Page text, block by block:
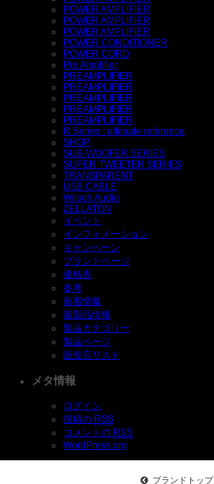
POWER AMPLIFIER
POWER AMPLIFIER
POWER AMPLIFIER
POWER CONDITIONER
POWER CORD
Pre Amplifier
PREAMPLIFIER
PREAMPLIFIER
PREAMPLIFIER
PREAMPLIFIER
PREAMPLIFIER
R Series : ultimate reference
SHOP
SUB-WOOFER SERIES
SUPER TWEETER SERIES
TRANSPARENT
USB CABLE
Wilson Audio
ZELLATON
イベント
インフォメーション
キャンペーン
ブランドページ
価格表
参考
新着情報
新製品情報
製品カテゴリー
製品ページ
販売店リスト
メタ情報
ログイン
投稿の RSS
コメントの RSS
WordPress.org
ブランドトップ